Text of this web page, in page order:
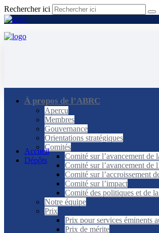
Rechercher ici
À propos de l’ABRC
Aperçu
Membres
Gouvernance
Orientations stratégiques
Comités
Comité sur l’avancement de
Comité sur l’avancement de
Comité sur l’accroissement
Comité sur l’impact
Comité des politiques et de
Notre équipe
Prix
Prix pour services éminents
Prix de mérite
Accueil
Dépôts